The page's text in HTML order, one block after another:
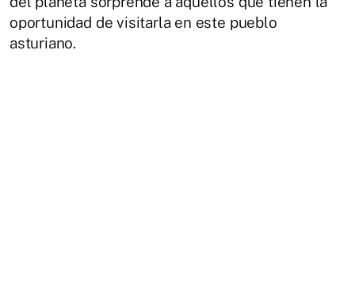
oportunidad de visitarla en este pueblo
asturiano.